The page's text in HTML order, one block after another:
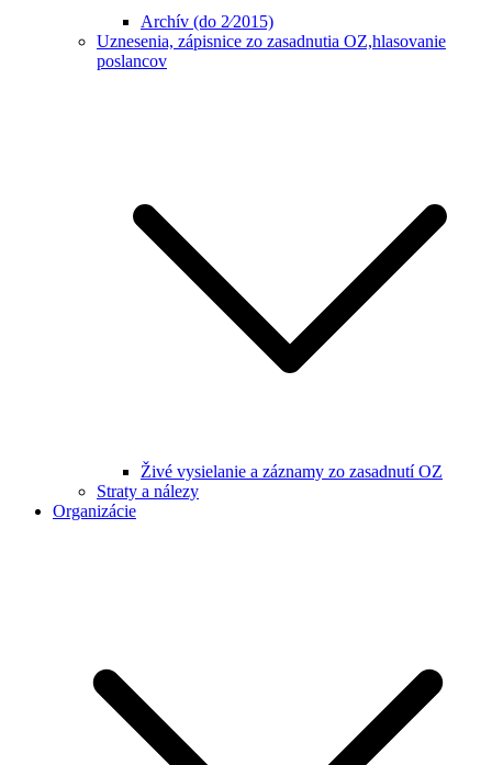
Archív (do 2⁄2015)
Uznesenia, zápisnice zo zasadnutia OZ,hlasovanie
poslancov
Živé vysielanie a záznamy zo zasadnutí OZ
Straty a nálezy
Organizácie